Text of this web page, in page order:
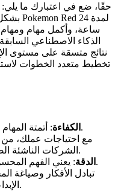
ساعة، وأكمل مهام ومهام
الذكاء الاصطناعي
تخطيط متعدد الخطوات
الكفاءة : أتمتة المهام المتكررة والتركيز على الابتكار.
الشركات الناشئة الصغيرة إلى المؤسسات العالمية.
الدقة : يعني الفهم المحسن أخطاء أقل ومخرجات أفضل.
الإبداعي وتحسينه بأقل تدخل بشري.